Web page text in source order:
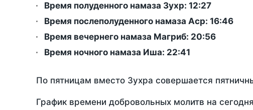
Время полуденного намаза Зухр: 12:27
Время послеполуденного намаза Аср: 16:46
Время вечернего намаза Магриб: 20:56
Время ночного намаза Иша: 22:41
По пятницам вместо Зухра совершается
График времени добровольных молитв на